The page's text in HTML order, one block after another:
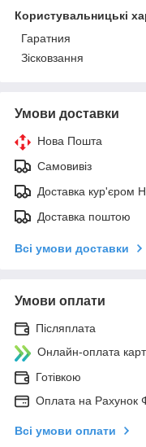
Користувальницькі
Гаратния
Зісковзання
Умови доставки
Нова Пошта
Самовивіз
Доставка кур'єром
Доставка поштою
Всі умови доставки
Умови оплати
Післяплата
Онлайн-оплата
Готівкою
Оплата на Рахунок
Всі умови оплати